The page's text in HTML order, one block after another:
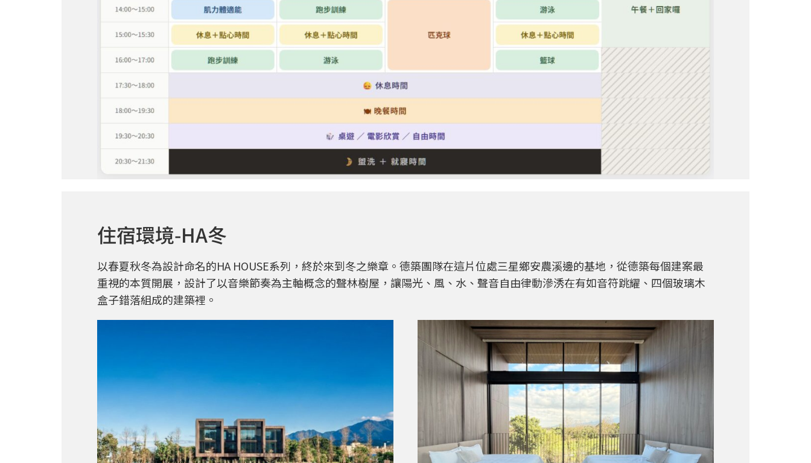
住宿環境-HA冬
以春夏秋冬為設計命名的HA HOUSE系列，終於來到冬之樂章。德築團隊在這片位處三星鄉安農溪邊的基地，從德築每個建案最
重視的本質開展，設計了以音樂節奏為主軸概念的聲林樹屋，讓陽光、風、水、聲音自由律動滲𣵛在有如音符跳耀、四個玻璃木
盒子錯落組成的建築裡。